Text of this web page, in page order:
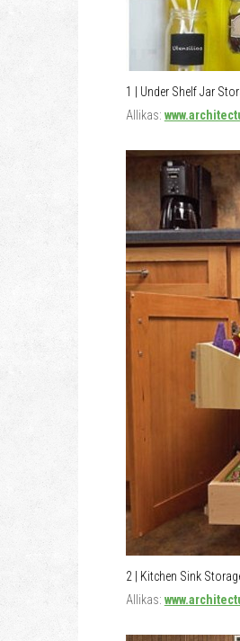
1 | Under Shelf Jar
Allikas:
2 | Kitchen Sink
Allikas: